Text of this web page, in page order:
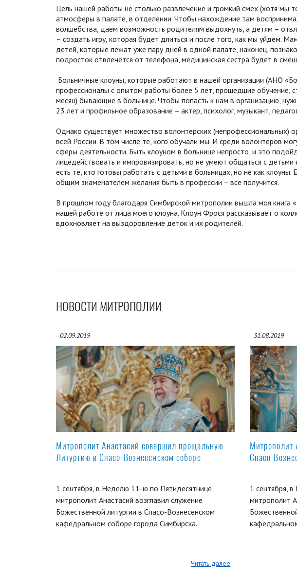
Цель нашей работы не столько развлечение и громкий смех (хотя мы
атмосферы в палате, в отделении. Чтобы нахождение там
волшебства, даем возможность родителям выдохнуть, а детям –
– создать игру, которая будет длиться и после того, как мы уйдем.
детей, которые лежат уже пару дней в одной палате, наконец,
подросток отвлечется от телефона, медицинская сестра будет в
Больничные клоуны, которые работают в нашей организации (АНО
профессионалы с опытом работы более 5 лет, прошедшие обучение,
месяц) бывающие в больнице. Чтобы попасть к нам в организацию,
23 лет и профильное образование – актер, психолог, музыкант,
Однако существует множество волонтерских (непрофессиональных)
всей России. В том числе те, кого обучали мы. И среди волонтеров
сферы деятельности. Быть клоуном в больнице непросто, и это
лицедействовать и импровизировать, но не умеют общаться с
есть те, кто готовы работать с детьми в больницах, но не как
общим знаменателем желания быть в профессии – все получится.
В прошлом году благодаря Симбирской митрополии вышла моя книга
нашей работе от лица моего клоуна. Клоун Фрося рассказывает о
вдохновляет на выздоровление деток и их родителей.
НОВОСТИ МИТРОПОЛИИ
02.09.2019
Митрополит Анастасий совершил прощальную
Литургию в Спасо-Вознесенском соборе
1 сентября, в Неделю 11-ю по Пятидесятнице,
митрополит Анастасий возглавил служение
Божественной литургии в Спасо-Вознесенском
кафедральном соборе города Симбирска.
Читать далее
31.08.2019
Митрополит
Спасо-
1 сентября,
митрополит